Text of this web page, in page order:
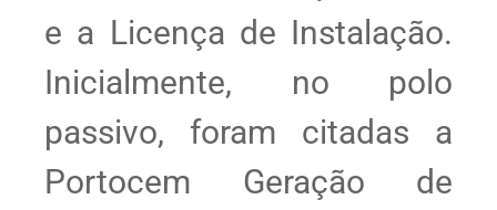
e a Licença de Instalação.
Inicialmente, no polo
passivo, foram citadas a
Portocem Geração de